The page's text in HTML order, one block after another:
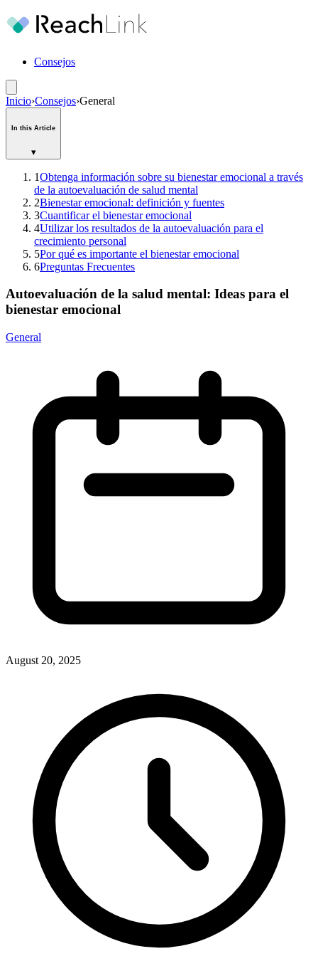
Consejos
Inicio›Consejos›General
In this Article
▾
1Obtenga información sobre su bienestar emocional a través
de la autoevaluación de salud mental
2Bienestar emocional: definición y fuentes
3Cuantificar el bienestar emocional
4Utilizar los resultados de la autoevaluación para el
crecimiento personal
5Por qué es importante el bienestar emocional
6Preguntas Frecuentes
Autoevaluación de la salud mental: Ideas para el
bienestar emocional
General
August 20, 2025